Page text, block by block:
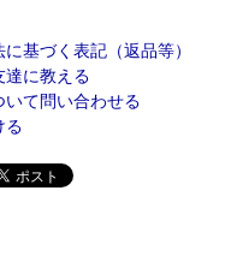
基づく表記（返品等）
達に教える
いて問い合わせる
る